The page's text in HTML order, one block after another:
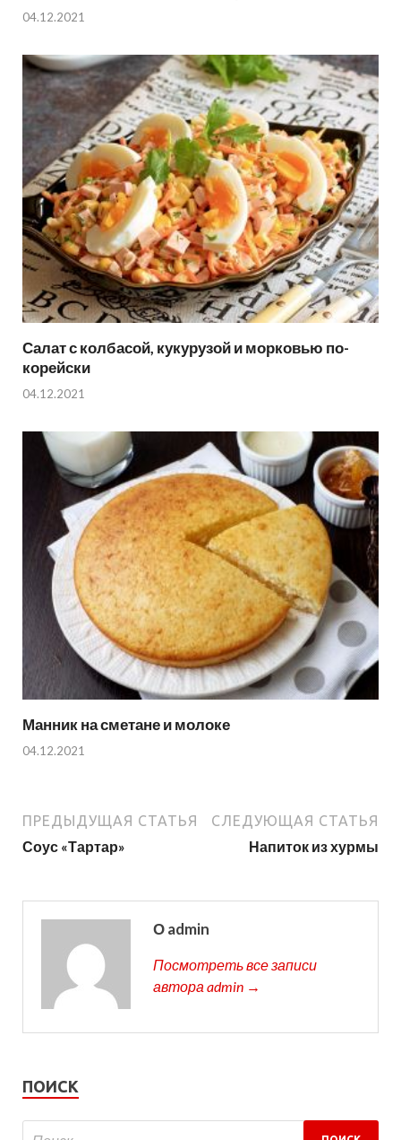
04.12.2021
Салат с колбасой, кукурузой и морковью по-
корейски
04.12.2021
Манник на сметане и молоке
04.12.2021
ПРЕДЫДУЩАЯ СТАТЬЯ
Соус «Тартар»
СЛЕДУЮЩАЯ СТАТЬЯ
Напиток из хурмы
О admin
Посмотреть все записи
автора admin →
ПОИСК